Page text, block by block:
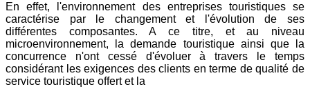
En effet, l'environnement des entreprises touristiques se
caractérise par le changement et l'évolution de ses
différentes composantes. A ce titre, et au niveau
microenvironnement, la demande touristique ainsi que la
concurrence n'ont cessé d'évoluer à travers le temps
considérant les exigences des clients en terme de qualité de
service touristique offert et la